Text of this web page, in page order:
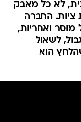
לא כל מאבק
ציות. החברה
ואחריות,
לשאול
הוא